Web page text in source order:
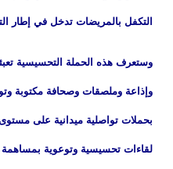
التكفل بالمريضات تدخل في إطار
وستعرف هذه الحملة التحسيسية
وإذاعة وملصقات وصحافة مكتوبة
بحملات تواصلية ميدانية على
لقاءات تحسيسية وتوعوية